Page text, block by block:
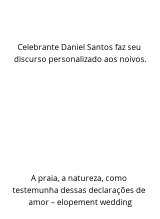
Celebrante Daniel Santos faz seu
discurso personalizado aos noivos.
A praia, a natureza, como
testemunha dessas declarações de
amor – elopement wedding